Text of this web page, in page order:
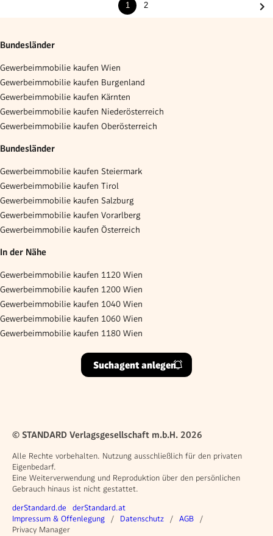
1 2
Bundesländer
Gewerbeimmobilie kaufen Wien
Gewerbeimmobilie kaufen Burgenland
Gewerbeimmobilie kaufen Kärnten
Gewerbeimmobilie kaufen Niederösterreich
Gewerbeimmobilie kaufen Oberösterreich
Bundesländer
Gewerbeimmobilie kaufen Steiermark
Gewerbeimmobilie kaufen Tirol
Gewerbeimmobilie kaufen Salzburg
Gewerbeimmobilie kaufen Vorarlberg
Gewerbeimmobilie kaufen Österreich
In der Nähe
Gewerbeimmobilie kaufen 1120 Wien
Gewerbeimmobilie kaufen 1200 Wien
Gewerbeimmobilie kaufen 1040 Wien
Gewerbeimmobilie kaufen 1060 Wien
Gewerbeimmobilie kaufen 1180 Wien
Suchagent anlegen
© STANDARD Verlagsgesellschaft m.b.H. 2026
Alle Rechte vorbehalten. Nutzung ausschließlich für den privaten
Eigenbedarf.
Eine Weiterverwendung und Reproduktion über den persönlichen
Gebrauch hinaus ist nicht gestattet.
Weitere Angebote
derStandard.de derStandard.at
Rechtliches
Impressum & Offenlegung Datenschutz
AGB
Privacy Manager